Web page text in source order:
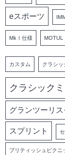
eスポーツ
MkⅠ仕様 MOTUL
カスタム クラシ
クラシック
グランツーリス
スプリント
ブリティッシュピクニ